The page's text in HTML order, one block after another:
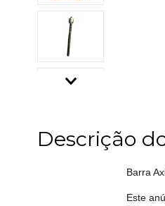
Descrição
Barra
Este